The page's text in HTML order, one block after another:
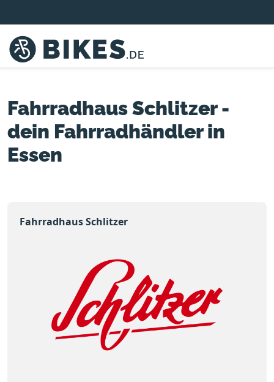
Fahrradhaus Schlitzer -
dein Fahrradhändler in
Essen
Fahrradhaus Schlitzer